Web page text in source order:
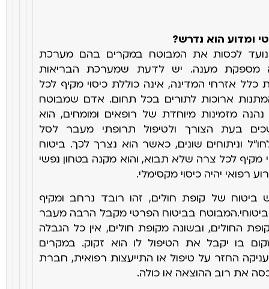
ומדוע הוא נדרש?
נועד לכסות את המבוטח במקרים בהם מערכת
מספקתמענה. יש לדעת שמערכת הבריאות
אזרחי המדינה, אינה כוללת כיסוימקיף לכל
ארוכות לתורים בכל תחום. אדם שמבוטח
נהנה מזמינות מיוחדת של רופאים ומומחים, הוא
בעת הצורך ולטיפול תרופתי מעבר לסל
וניתוחים שונים, כאשר הוא נצרך לכך. ביטוח
מקיף לכל צרה שלא תבוא, והוא מקנה בטחון נפשי
רפואי יהיה כיסוי מקסימלי.
של קופת חולים, זהו רובד נרחב ומקיף
המבוטח בביטוח הפרטי מקבל הרבה מעבר
החולים, ובשונה מקופת חולים, אין כל הגבלה
בו יקבל את הטיפול לו הוא זקוק. במקרים
החזר על טיפול או התייעצות רפואית, חברת
את רוב ההוצאה או כולה.